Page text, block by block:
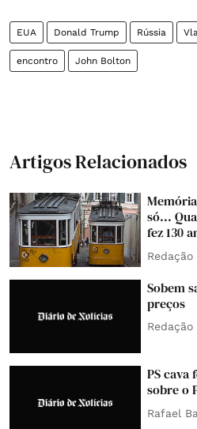
EUA Donald Trump Rússia
encontro John Bolton
Artigos Relacionados
só...
fez 130
Redação
Sobem
preços
Redação
PS cava
sobre o
Rafael